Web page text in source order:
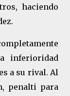
haciendo
inferioridad
a su rival. Al
penalti para